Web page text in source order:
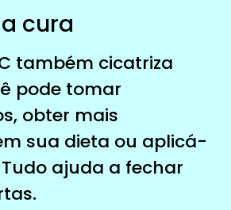
cura
também cicatriza
pode tomar
obter mais
sua dieta ou aplicá-
ajuda a fechar